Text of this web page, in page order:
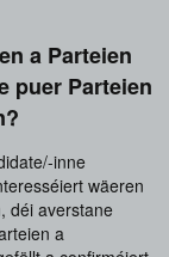
a Parteien
puer Parteien
inne
wäeren
déi averstane
a